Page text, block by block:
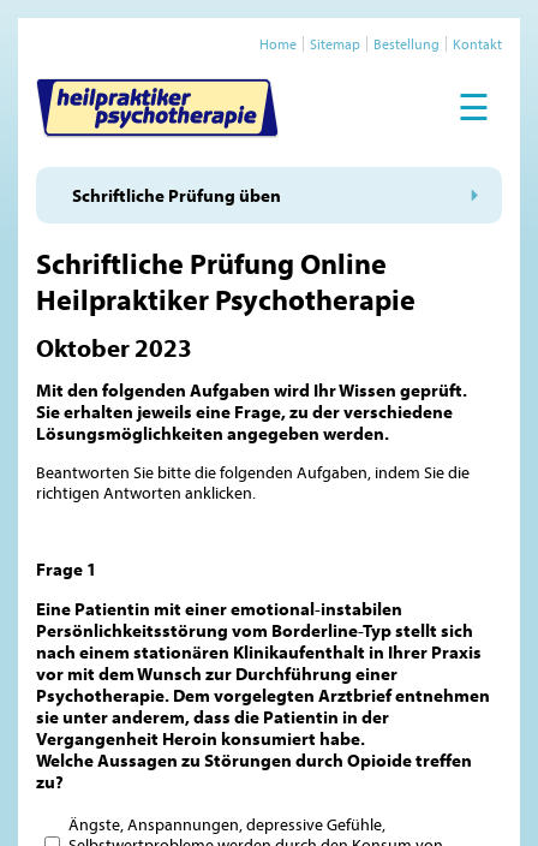
Home Sitemap Bestellung Kontakt
☰
Schriftliche Prüfung üben